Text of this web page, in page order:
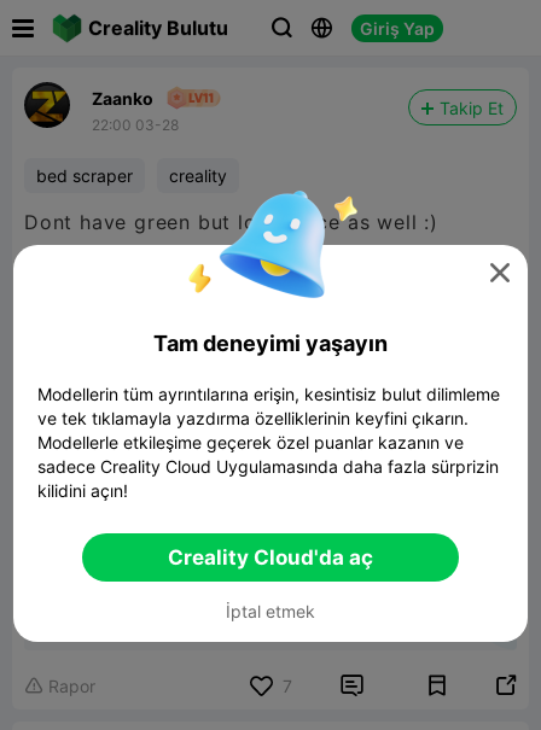
Creality Bulutu   Giriş Yap
Zaanko
22:00 03-28
Takip Et
bed scraper creality
Dont have green but looks nice as well :)
İlgili 3D Model
 Rapor 7  

Tam deneyimi yaşayın
Modellerin tüm ayrıntılarına erişin, kesintisiz bulut dilimleme
ve tek tıklamayla yazdırma özelliklerinin keyfini çıkarın.
Modellerle etkileşime geçerek özel puanlar kazanın ve
sadece Creality Cloud Uygulamasında daha fazla sürprizin
kilidini açın!
Creality Cloud'da aç
İptal etmek